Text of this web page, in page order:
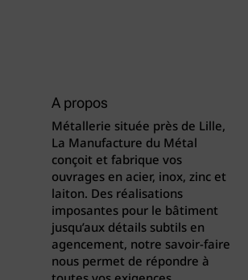
A propos
Métallerie située près de Lille,
La Manufacture du Métal
conçoit et fabrique vos
ouvrages en acier, inox, zinc et
laiton. Des réalisations
imposantes pour le bâtiment
jusqu’aux détails subtils en
agencement, notre savoir-faire
nous permet de répondre à